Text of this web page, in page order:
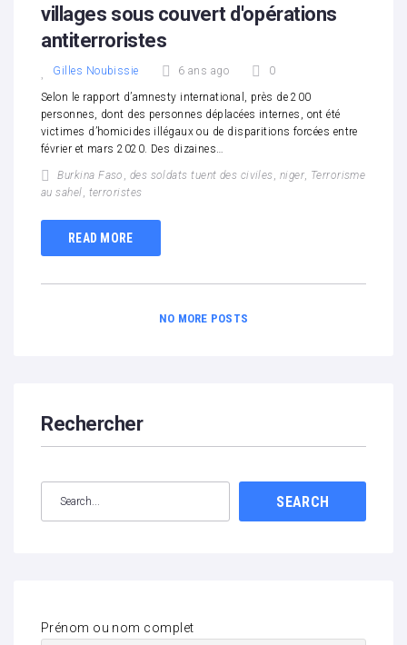
villages sous couvert d'opérations
antiterroristes
Gilles Noubissie 6 ans ago 0
Selon le rapport d’amnesty international, près de 200
personnes, dont des personnes déplacées internes, ont été
victimes d’homicides illégaux ou de disparitions forcées entre
février et mars 2020. Des dizaines…
Burkina Faso , des soldats tuent des civiles, niger, Terrorisme
au sahel, terroristes
READ MORE
NO MORE POSTS
Rechercher
SEARCH
Prénom ou nom complet